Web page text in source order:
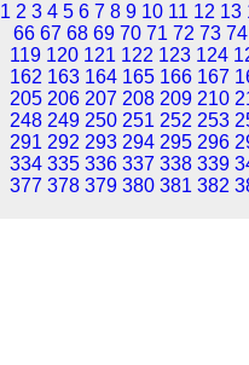
1 2 3 4 5 6 7 8 9 10 11 12 13
66 67 68 69 70 71 72 73 74
119 120 121 122 123 124
162 163 164 165 166 167
205 206 207 208 209 210
248 249 250 251 252 253
291 292 293 294 295 296
334 335 336 337 338 339
377 378 379 380 381 382